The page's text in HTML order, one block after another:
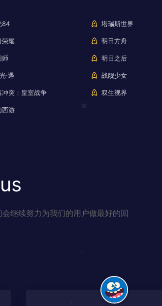
84 塔瑞斯世界
荣耀 明日方舟
师 明日之后
·遇 战舰少女
冲突：皇室战争 双生视界
西游
继续努力为我们的用户做最好的回